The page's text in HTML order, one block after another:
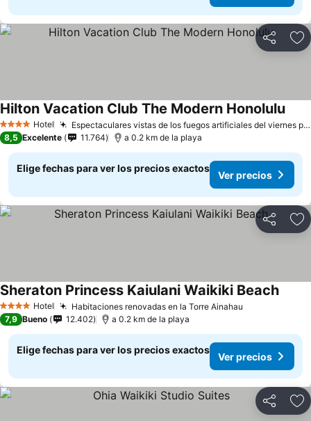
Compartir
4 EstrellasHotel Espectaculares vistas de los fuegos artificiales del viernes por la noche
Hilton Vacation Club The Modern Honolulu
8,5 Excelente 11.764 a 0.2 km de la playa
Elige fechas para ver los precios exactos
Ver precios
Compartir
4 EstrellasHotel Habitaciones renovadas en la Torre Ainahau
Sheraton Princess Kaiulani Waikiki Beach
7,9 Bueno 12.402 a 0.2 km de la playa
Elige fechas para ver los precios exactos
Ver precios
Compartir